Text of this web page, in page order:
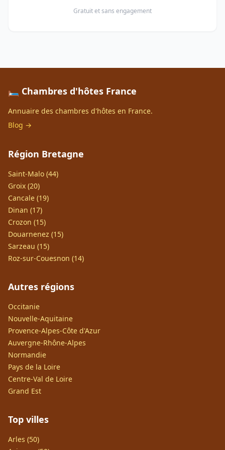
Gratuit et sans engagement
🛏️ Chambres d'hôtes France
Annuaire des chambres d'hôtes en France.
Blog →
Région Bretagne
Saint-Malo (44)
Groix (20)
Cancale (19)
Dinan (17)
Crozon (15)
Douarnenez (15)
Sarzeau (15)
Roz-sur-Couesnon (14)
Autres régions
Occitanie
Nouvelle-Aquitaine
Provence-Alpes-Côte d'Azur
Auvergne-Rhône-Alpes
Normandie
Pays de la Loire
Centre-Val de Loire
Grand Est
Top villes
Arles (50)